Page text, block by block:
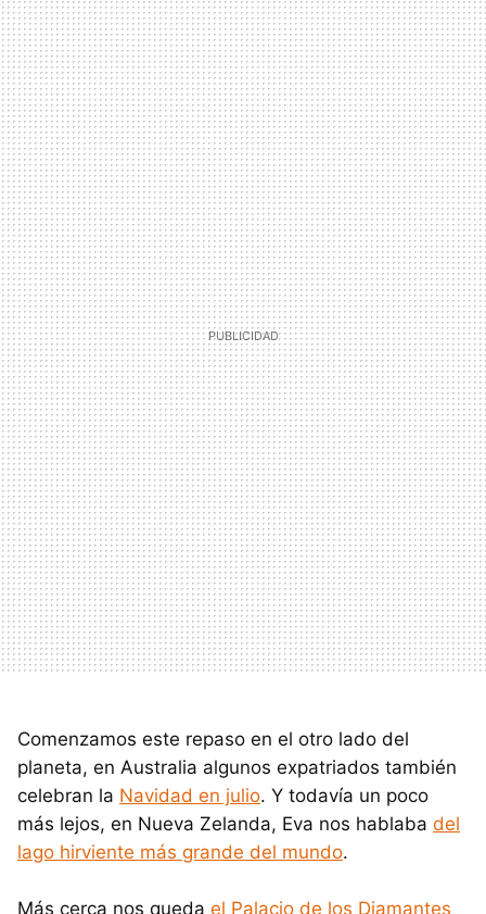
Comenzamos este repaso en el otro lado del
planeta, en Australia algunos expatriados también
celebran la Navidad en julio. Y todavía un poco
más lejos, en Nueva Zelanda, Eva nos hablaba del
lago hirviente más grande del mundo.
Más cerca nos queda el Palacio de los Diamantes